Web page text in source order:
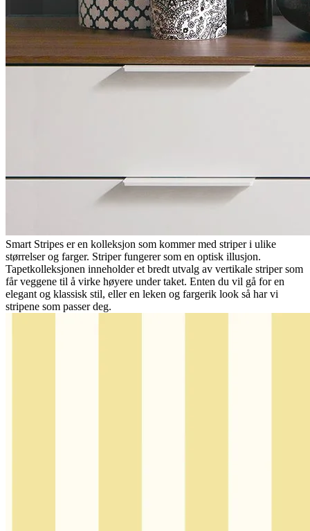
Smart Stripes er en kolleksjon som kommer med striper i ulike
størrelser og farger. Striper fungerer som en optisk illusjon.
Tapetkolleksjonen inneholder et bredt utvalg av vertikale striper som
får veggene til å virke høyere under taket. Enten du vil gå for en
elegant og klassisk stil, eller en leken og fargerik look så har vi
stripene som passer deg.